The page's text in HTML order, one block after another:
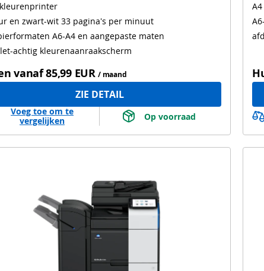
en zwart-wit 33 pagina's per minuut
A6-A4 en aangepaste maten
achtig kleurenaanraakscherm
vanaf85,99 EUR / maand
ZIE DETAIL
Voeg toe om te
vergelijken
Op voorraad